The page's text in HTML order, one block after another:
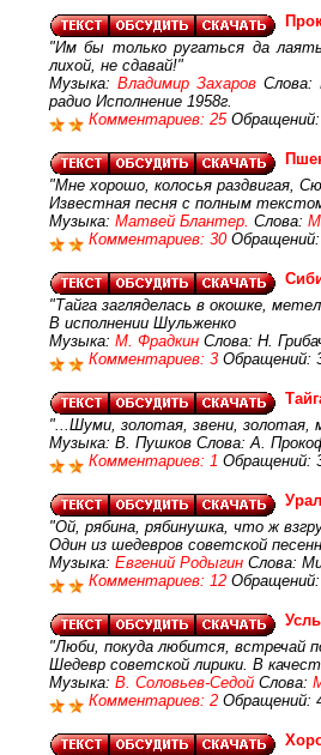
"Им бы только ругаться да
лихой, не сдавай!"
Музыка: Владимир ЗахаровСлова:
радио Исполнение 1958г.
Комментариев: 25 Обращений:
"Мне хорошо, колосья раздвигая,
Известная песня с полным
Музыка: Матвей Блантер. Слова:
Комментариев: 30 Обращений:
"Тайга загляделась в окошке,
В исполнении Шульженко
Музыка: М. Фрадкин Слова: Н.
Комментариев: 3 Обращений:
"...Шуми, золотая, звени, золотая,
Музыка: В. Пушков Слова: А.
Комментариев: 1 Обращений:
"Ой, рябина, рябинушка, что ж
Один из шедевров советской
Музыка: Евгений Родыгин Слова:
Комментариев: 12 Обращений:
"Люби, покуда любится, встречай
Шедевр советской лирики. В
Музыка: В. Соловьев-Седой Слова:
Комментариев: 2 Обращений: